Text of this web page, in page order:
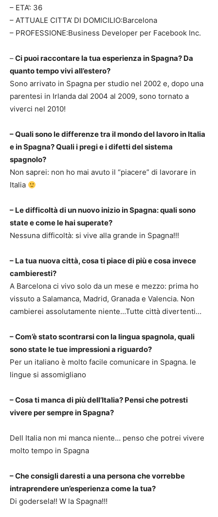
– ETA’: 36
– ATTUALE CITTA’ DI DOMICILIO:Barcelona
– PROFESSIONE:Business Developer per Facebook Inc.
–Ci puoi raccontare la tua esperienza in Spagna? Da
quanto tempo vivi all’estero?
Sono arrivato in Spagna per studio nel 2002 e, dopo una
parentesi in Irlanda dal 2004 al 2009, sono tornato a
viverci nel 2010!
– Quali sono le differenze tra il mondo del lavoro in Italia
e in Spagna? Quali i pregi e i difetti del sistema
spagnolo?
Non saprei: non ho mai avuto il “piacere” di lavorare in
Italia
– Le difficoltà di un nuovo inizio in Spagna: quali sono
state e come le hai superate?
Nessuna difficoltà: si vive alla grande in Spagna!!!
– La tua nuova città, cosa ti piace di più e cosa invece
cambieresti?
A Barcelona ci vivo solo da un mese e mezzo: prima ho
vissuto a Salamanca, Madrid, Granada e Valencia. Non
cambierei assolutamente niente…Tutte città divertenti…
– Com’è stato scontrarsi con la lingua spagnola, quali
sono state le tue impressioni a riguardo?
Per un italiano è molto facile comunicare in Spagna. le
lingue si assomigliano
– Cosa ti manca di più dell’Italia? Pensi che potresti
vivere per sempre in Spagna?
Dell Italia non mi manca niente… penso che potrei vivere
molto tempo in Spagna
– Che consigli daresti a una persona che vorrebbe
intraprendere un’esperienza come la tua?
Di godersela!! W la Spagna!!!